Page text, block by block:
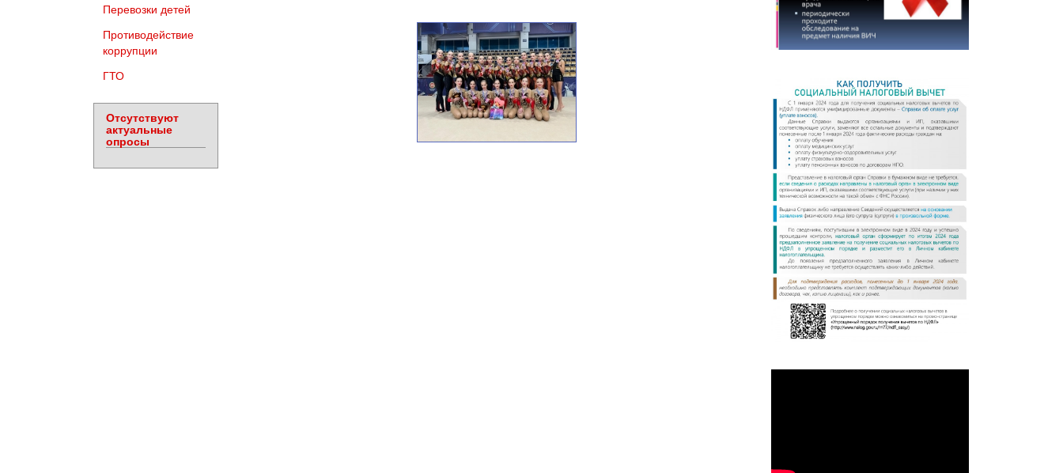
Перевозки детей
Противодействие
коррупции
ГТО
Отсутствуют
актуальные
опросы